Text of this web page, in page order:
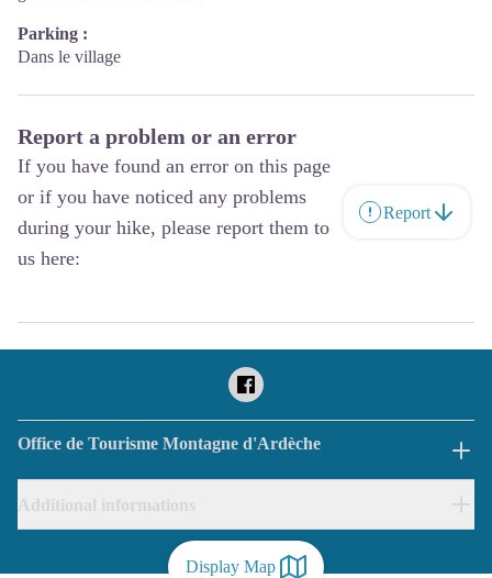
Display Map
Parking :
Dans le village
Report a problem or an error
If you have found an error on this page
or if you have noticed any problems
during your hike, please report them to
us here:
Report
Office de Tourisme Montagne d'Ardèche
Additional informations